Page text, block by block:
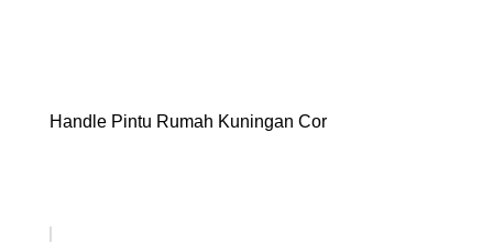
Handle Pintu Rumah Kuningan Cor